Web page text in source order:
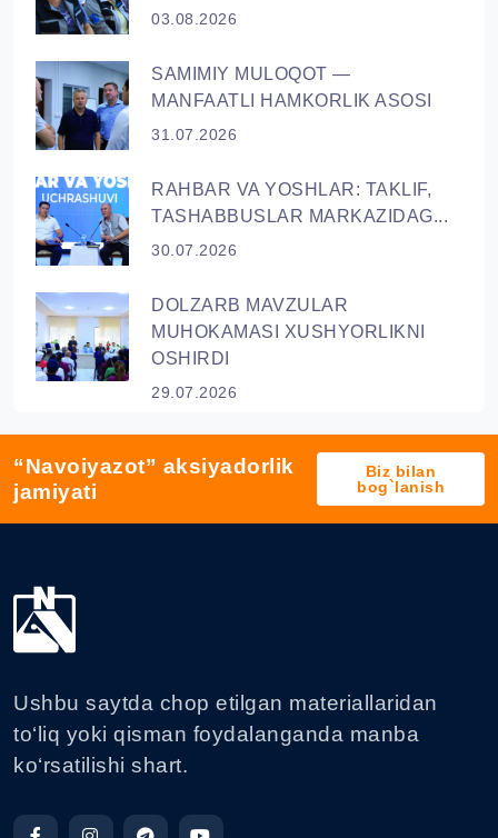
03.08.2026
SAMIMIY MULOQOT —
MANFAATLI HAMKORLIK ASOSI
31.07.2026
RAHBAR VA YОSHLAR: TAKLIF,
TASHABBUSLAR MARKAZIDAG...
30.07.2026
DOLZARB MAVZULAR
MUHOKAMASI XUSHYORLIKNI
OSHIRDI
29.07.2026
“Navoiyazot” aksiyadorlik
jamiyati
Biz bilan
bog`lanish
Ushbu saytda chop etilgan materiallaridan
to‘liq yoki qisman foydalanganda manba
ko‘rsatilishi shart.